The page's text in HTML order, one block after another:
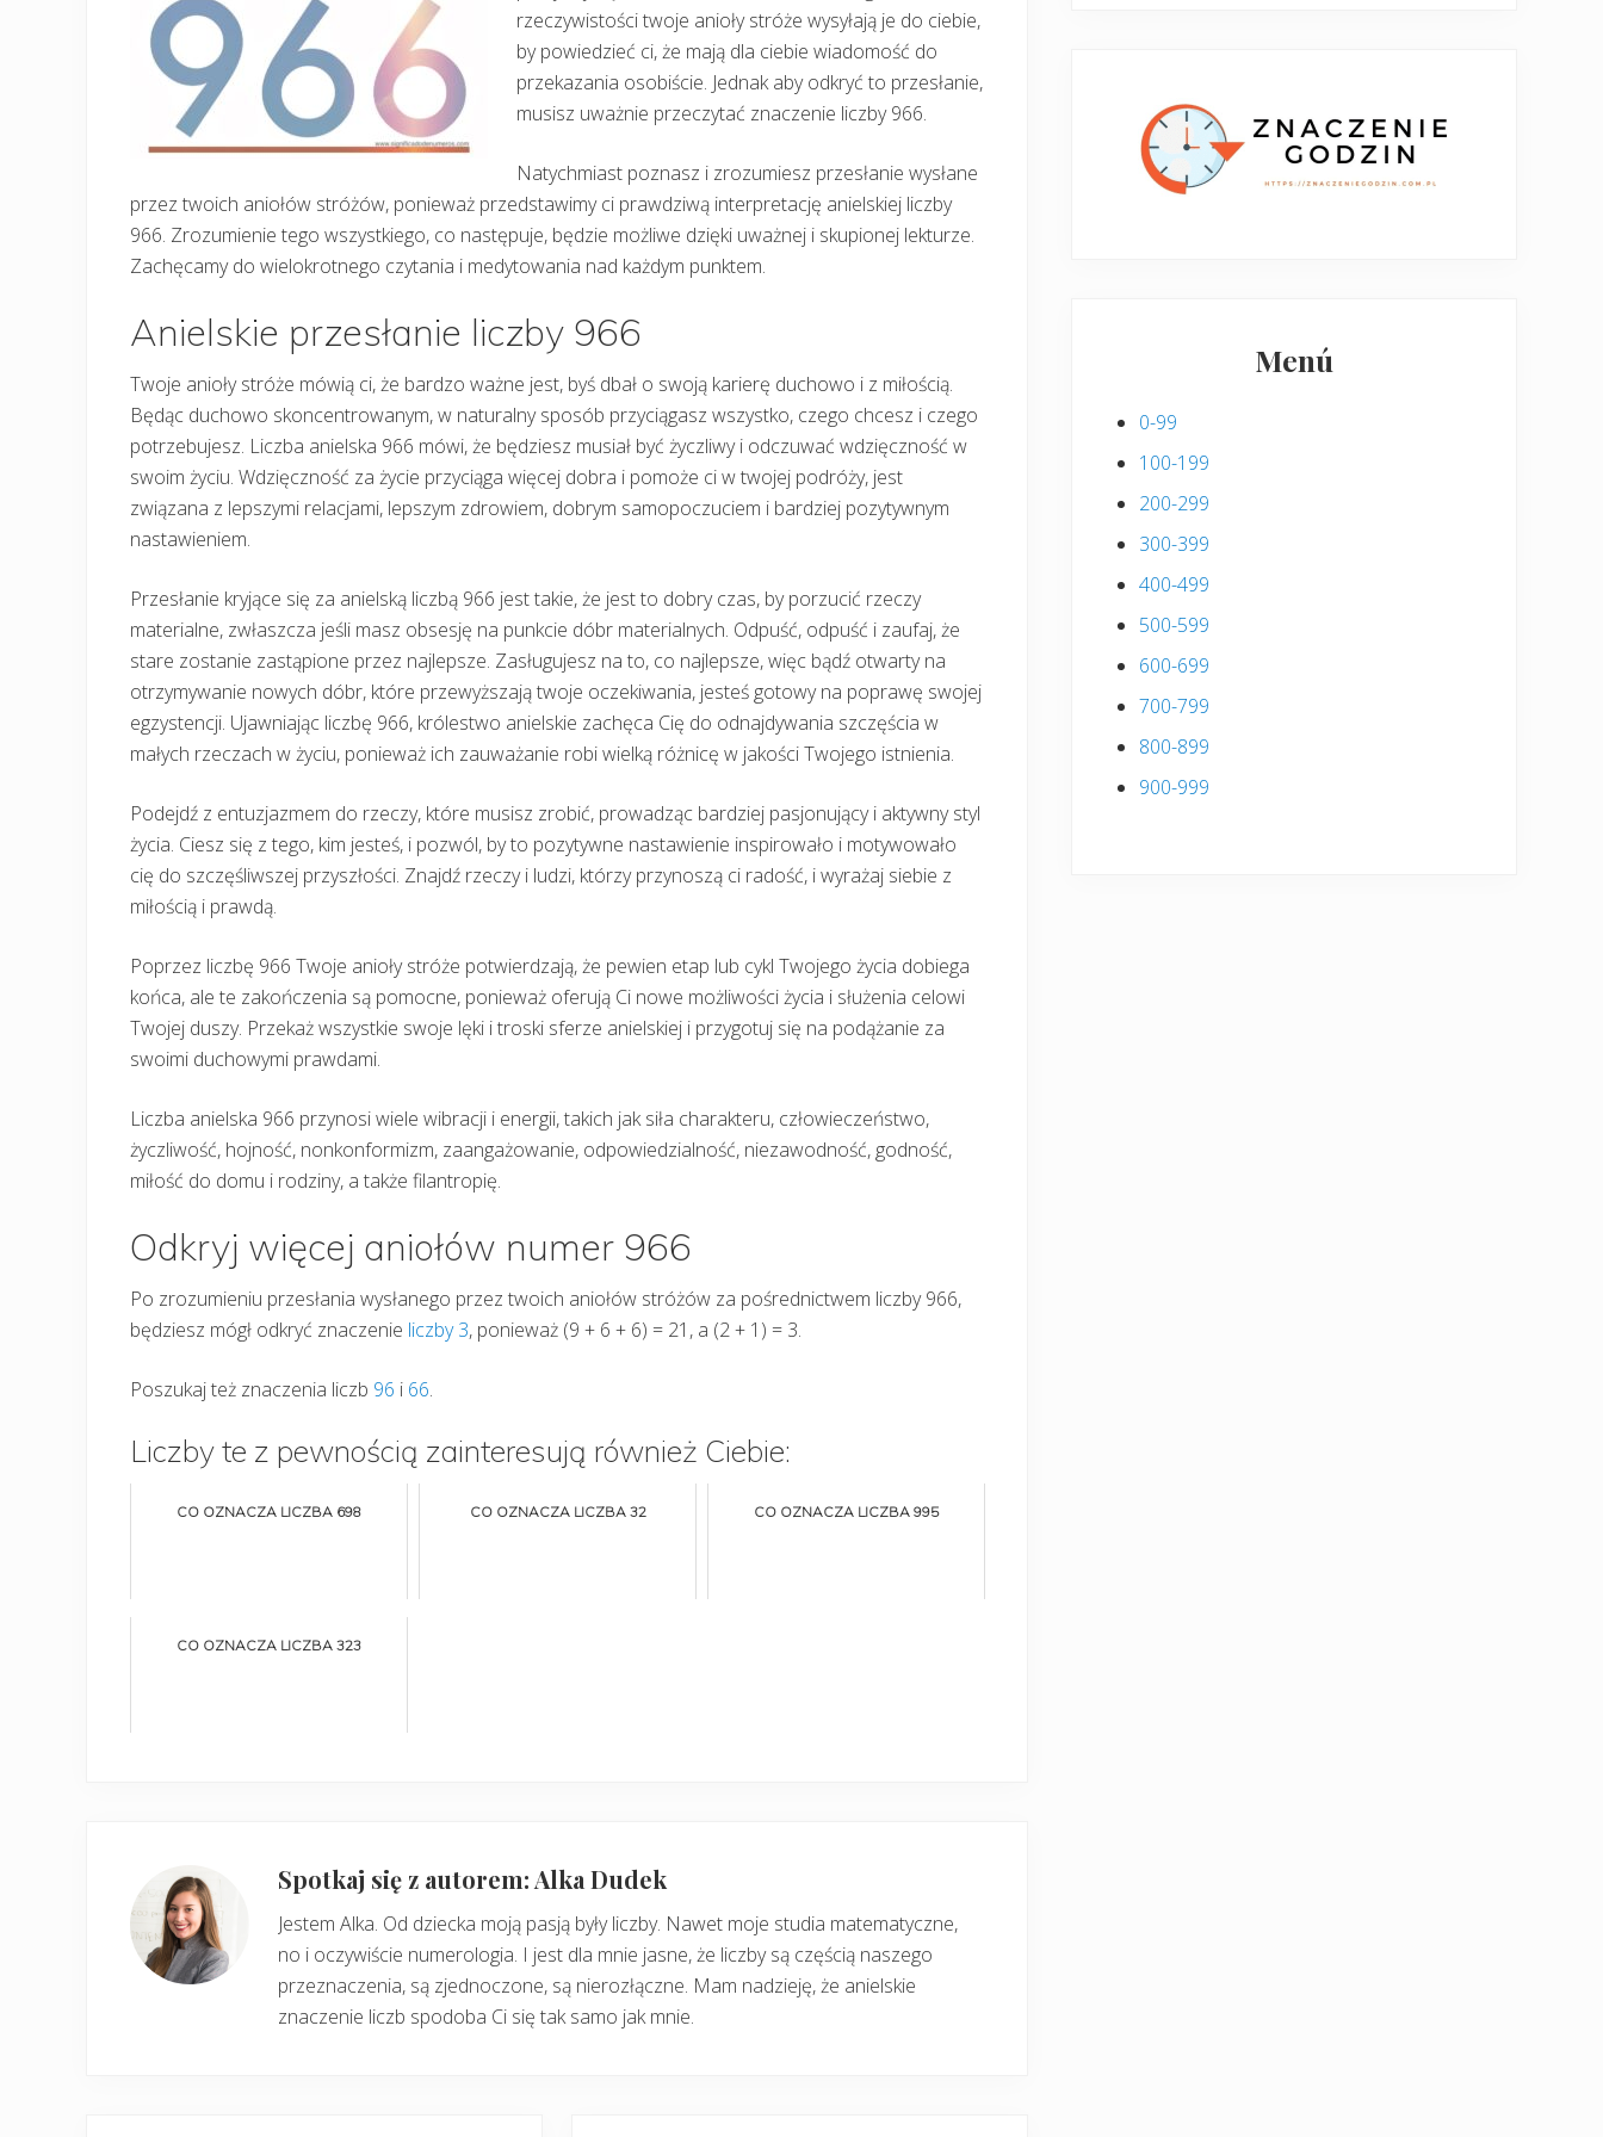
rzeczywistości twoje anioły stróże wysyłają je do ciebie,
by powiedzieć ci, że mają dla ciebie wiadomość do
przekazania osobiście. Jednak aby odkryć to przesłanie,
musisz uważnie przeczytać znaczenie liczby 966.
Natychmiast poznasz i zrozumiesz przesłanie wysłane
przez twoich aniołów stróżów, ponieważ przedstawimy ci prawdziwą interpretację anielskiej liczby
966. Zrozumienie tego wszystkiego, co następuje, będzie możliwe dzięki uważnej i skupionej lekturze.
Zachęcamy do wielokrotnego czytania i medytowania nad każdym punktem.
Anielskie przesłanie liczby 966
Twoje anioły stróże mówią ci, że bardzo ważne jest, byś dbał o swoją karierę duchowo i z miłością.
Będąc duchowo skoncentrowanym, w naturalny sposób przyciągasz wszystko, czego chcesz i czego
potrzebujesz. Liczba anielska 966 mówi, że będziesz musiał być życzliwy i odczuwać wdzięczność w
swoim życiu. Wdzięczność za życie przyciąga więcej dobra i pomoże ci w twojej podróży, jest
związana z lepszymi relacjami, lepszym zdrowiem, dobrym samopoczuciem i bardziej pozytywnym
nastawieniem.
Przesłanie kryjące się za anielską liczbą 966 jest takie, że jest to dobry czas, by porzucić rzeczy
materialne, zwłaszcza jeśli masz obsesję na punkcie dóbr materialnych. Odpuść, odpuść i zaufaj, że
stare zostanie zastąpione przez najlepsze. Zasługujesz na to, co najlepsze, więc bądź otwarty na
otrzymywanie nowych dóbr, które przewyższają twoje oczekiwania, jesteś gotowy na poprawę swojej
egzystencji. Ujawniając liczbę 966, królestwo anielskie zachęca Cię do odnajdywania szczęścia w
małych rzeczach w życiu, ponieważ ich zauważanie robi wielką różnicę w jakości Twojego istnienia.
Podejdź z entuzjazmem do rzeczy, które musisz zrobić, prowadząc bardziej pasjonujący i aktywny styl
życia. Ciesz się z tego, kim jesteś, i pozwól, by to pozytywne nastawienie inspirowało i motywowało
cię do szczęśliwszej przyszłości. Znajdź rzeczy i ludzi, którzy przynoszą ci radość, i wyrażaj siebie z
miłością i prawdą.
Poprzez liczbę 966 Twoje anioły stróże potwierdzają, że pewien etap lub cykl Twojego życia dobiega
końca, ale te zakończenia są pomocne, ponieważ oferują Ci nowe możliwości życia i służenia celowi
Twojej duszy. Przekaż wszystkie swoje lęki i troski sferze anielskiej i przygotuj się na podążanie za
swoimi duchowymi prawdami.
Liczba anielska 966 przynosi wiele wibracji i energii, takich jak siła charakteru, człowieczeństwo,
życzliwość, hojność, nonkonformizm, zaangażowanie, odpowiedzialność, niezawodność, godność,
miłość do domu i rodziny, a także filantropię.
Odkryj więcej aniołów numer 966
Po zrozumieniu przesłania wysłanego przez twoich aniołów stróżów za pośrednictwem liczby 966,
będziesz mógł odkryć znaczenie liczby 3, ponieważ (9 + 6 + 6) = 21, a (2 + 1) = 3.
Poszukaj też znaczenia liczb 96 i 66.
Liczby te z pewnością zainteresują również Ciebie:
CO OZNACZA LICZBA 698 CO OZNACZA LICZBA 32 CO OZNACZA LICZBA 995
CO OZNACZA LICZBA 323
Spotkaj się z autorem: Alka Dudek
Jestem Alka. Od dziecka moją pasją były liczby. Nawet moje studia matematyczne,
no i oczywiście numerologia. I jest dla mnie jasne, że liczby są częścią naszego
przeznaczenia, są zjednoczone, są nierozłączne. Mam nadzieję, że anielskie
znaczenie liczb spodoba Ci się tak samo jak mnie.
Menú
0-99
100-199
200-299
300-399
400-499
500-599
600-699
700-799
800-899
900-999